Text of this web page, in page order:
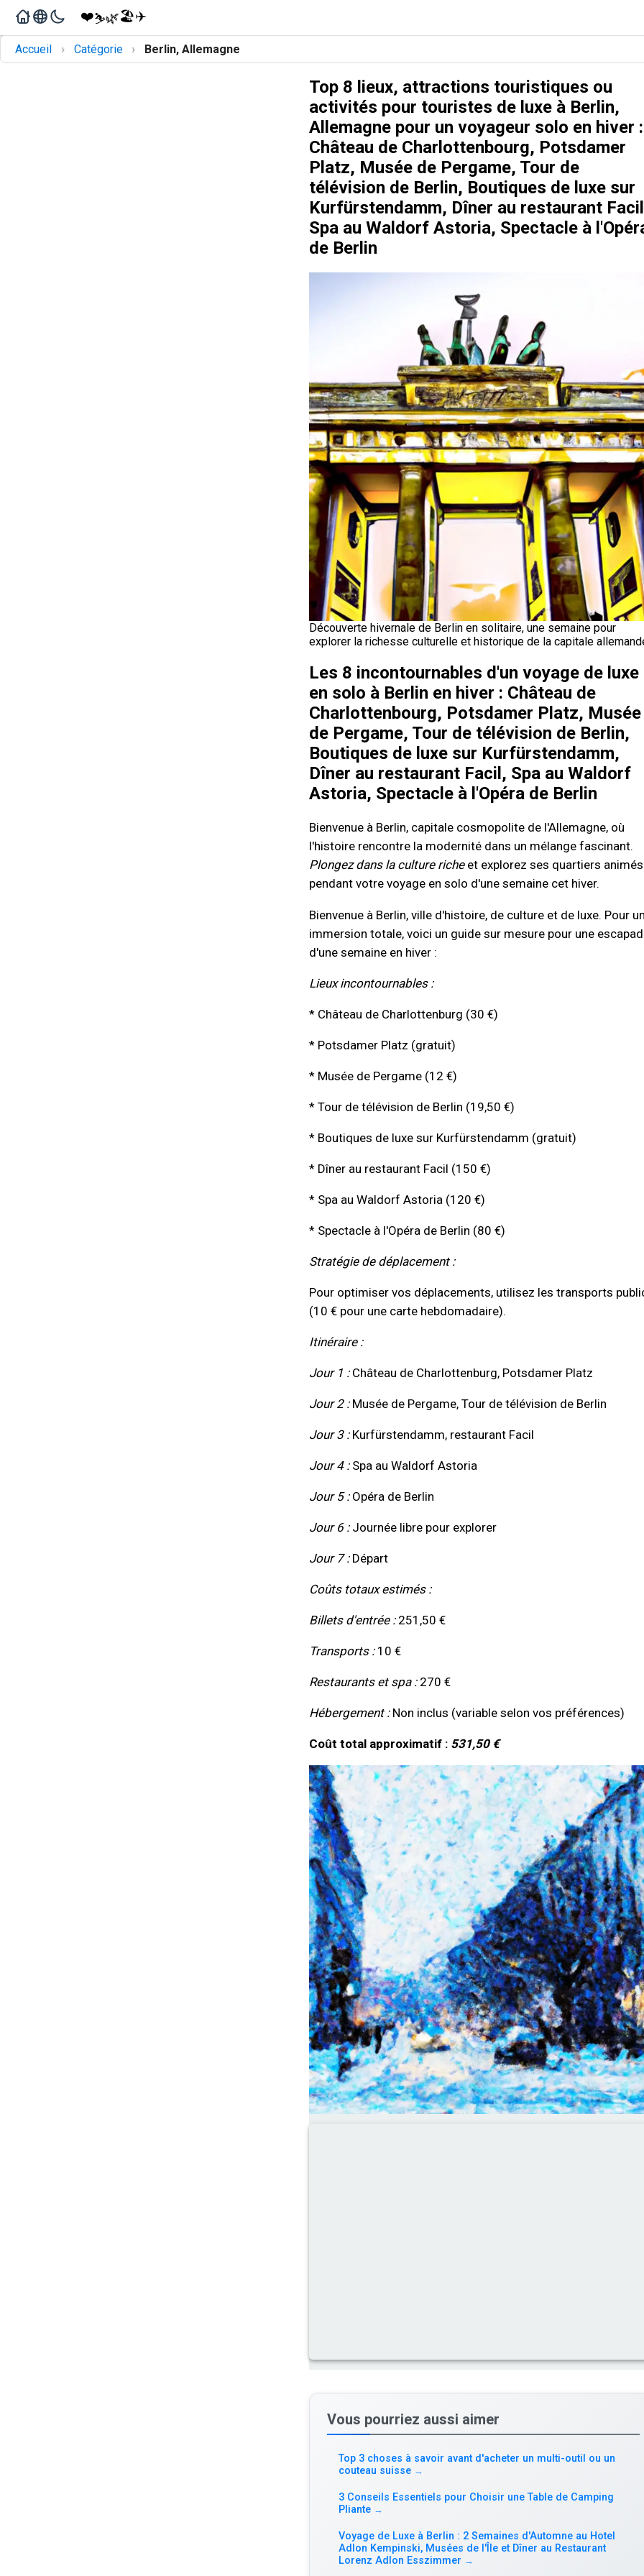
❤️⛷️🌿🏖️✈️
Accueil › Catégorie › Berlin, Allemagne
Top 8 lieux, attractions touristiques ou
activités pour touristes de luxe à Berlin,
Allemagne pour un voyageur solo en hiver :
Château de Charlottenbourg, Potsdamer
Platz, Musée de Pergame, Tour de
télévision de Berlin, Boutiques de luxe sur
Kurfürstendamm, Dîner au restaurant
Spa au Waldorf Astoria, Spectacle à
de Berlin
Découverte hivernale de Berlin en solitaire, une semaine pour
explorer la richesse culturelle et historique de la capitale
Les 8 incontournables d'un voyage de luxe
en solo à Berlin en hiver : Château de
Charlottenbourg, Potsdamer Platz, Musée
de Pergame, Tour de télévision de Berlin,
Boutiques de luxe sur Kurfürstendamm,
Dîner au restaurant Facil, Spa au Waldorf
Astoria, Spectacle à l'Opéra de Berlin
Bienvenue à Berlin, capitale cosmopolite de l'Allemagne, où
l'histoire rencontre la modernité dans un mélange fascinant.
Plongez dans la culture richeet explorez ses quartiers animés
pendant votre voyage en solo d'une semaine cet hiver.
Bienvenue à Berlin, ville d'histoire, de culture et de luxe. Pour
immersion totale, voici un guide sur mesure pour une
d'une semaine en hiver :
Lieux incontournables :
* Château de Charlottenburg (30 €)
* Potsdamer Platz (gratuit)
* Musée de Pergame (12 €)
* Tour de télévision de Berlin (19,50 €)
* Boutiques de luxe sur Kurfürstendamm (gratuit)
* Dîner au restaurant Facil (150 €)
* Spa au Waldorf Astoria (120 €)
* Spectacle à l'Opéra de Berlin (80 €)
Stratégie de déplacement :
Pour optimiser vos déplacements, utilisez les transports
(10 € pour une carte hebdomadaire).
Itinéraire :
Jour 1 :Château de Charlottenburg, Potsdamer Platz
Jour 2 :Musée de Pergame, Tour de télévision de Berlin
Jour 3 :Kurfürstendamm, restaurant Facil
Jour 4 :Spa au Waldorf Astoria
Jour 5 :Opéra de Berlin
Jour 6 :Journée libre pour explorer
Jour 7 :Départ
Coûts totaux estimés :
Billets d'entrée :251,50 €
Transports :10 €
Restaurants et spa :270 €
Hébergement :Non inclus (variable selon vos préférences)
Coût total approximatif : 531,50 €
Vous pourriez aussi aimer
Top 3 choses à savoir avant d'acheter un multi-outil ou un
couteau suisse →
3 Conseils Essentiels pour Choisir une Table de Camping
Pliante →
Voyage de Luxe à Berlin : 2 Semaines d'Automne au Hotel
Adlon Kempinski, Musées de l'Île et Dîner au Restaurant
Lorenz Adlon Esszimmer →